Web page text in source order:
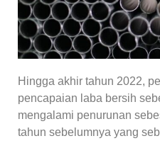
Hingga akhir tahun 2022,
pencapaian laba bersih
mengalami penurunan
tahun sebelumnya yang